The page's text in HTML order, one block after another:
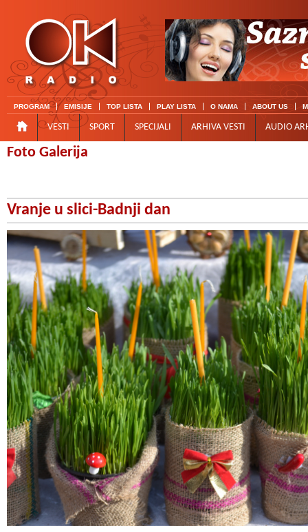
PROGRAM EMISIJE TOP LISTA PLAY LISTA O NAMA ABOUT US
VESTI SPORT SPECIJALI ARHIVA VESTI AUDIO
Foto Galerija
Vranje u slici-Badnji dan